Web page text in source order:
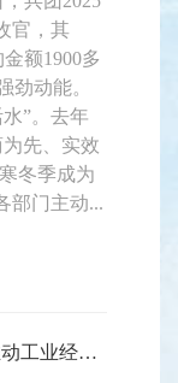
官，其
额1900多
劲动能。
”。去年
先、实效
冬季成为
部门主动...
春风催奋进 扬帆启新程——兵团推动工业经济高质量发展一线见闻